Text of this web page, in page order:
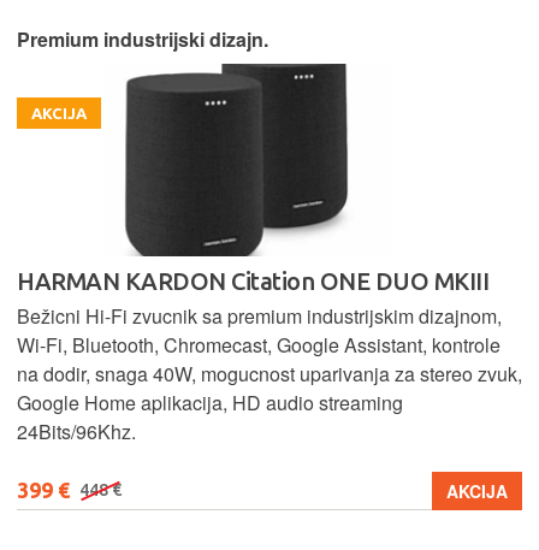
Premium industrijski dizajn.
AKCIJA
HARMAN KARDON Citation ONE DUO MKIII
Bežicni Hi-Fi zvucnik sa premium industrijskim dizajnom,
Wi-Fi, Bluetooth, Chromecast, Google Assistant, kontrole
na dodir, snaga 40W, mogucnost uparivanja za stereo zvuk,
Google Home aplikacija, HD audio streaming
24Bits/96Khz.
399 € 448 € AKCIJA